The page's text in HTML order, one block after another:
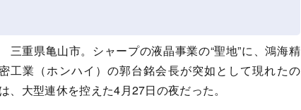
重県亀山市。シャープの液晶事業の“聖地”に、鴻海精
工業（ホンハイ）の郭台銘会長が突如として現れたの
、大型連休を控えた4月27日の夜だった。